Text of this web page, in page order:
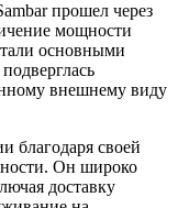
прошел через
мощности
основными
внешнему виду
благодаря своей
Он широко
доставку